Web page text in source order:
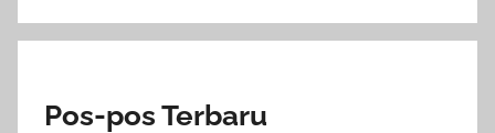
Pos-pos Terbaru